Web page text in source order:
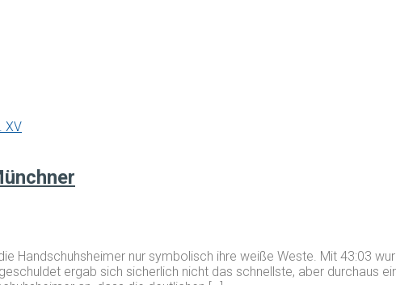
XV
Handschuhsheimer nur symbolisch ihre weiße Weste. Mit 43:03
ergab sich sicherlich nicht das schnellste, aber durchaus